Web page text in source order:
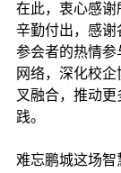
在此，衷心感谢
辛勤付出，感谢
参会者的热情
网络，深化校
叉融合，推动
践。
难忘鹏城这场